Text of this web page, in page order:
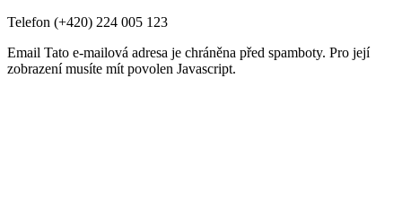
Telefon (+420) 224 005 123
Email Tato e-mailová adresa je chráněna před spamboty. Pro její
zobrazení musíte mít povolen Javascript.